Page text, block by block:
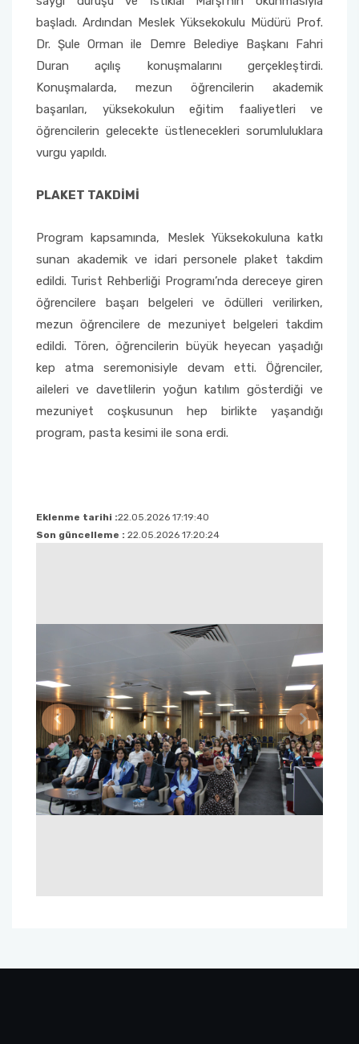
başladı. Ardından Meslek Yüksekokulu Müdürü Prof.
Dr. Şule Orman ile Demre Belediye Başkanı Fahri
Duran açılış konuşmalarını gerçekleştirdi.
Konuşmalarda, mezun öğrencilerin akademik
başarıları, yüksekokulun eğitim faaliyetleri ve
öğrencilerin gelecekte üstlenecekleri sorumluluklara
vurgu yapıldı.
PLAKET TAKDİMİ
Program kapsamında, Meslek Yüksekokuluna katkı
sunan akademik ve idari personele plaket takdim
edildi. Turist Rehberliği Programı’nda dereceye giren
öğrencilere başarı belgeleri ve ödülleri verilirken,
mezun öğrencilere de mezuniyet belgeleri takdim
edildi. Tören, öğrencilerin büyük heyecan yaşadığı
kep atma seremonisiyle devam etti. Öğrenciler,
aileleri ve davetlilerin yoğun katılım gösterdiği ve
mezuniyet coşkusunun hep birlikte yaşandığı
program, pasta kesimi ile sona erdi.
Eklenme tarihi :22.05.2026 17:19:40
Son güncelleme : 22.05.2026 17:20:24
Previous Next
2022-2026 Stratejik Planı
Faaliyet Raporları
Akademik Tören
İlahiyat Fakültesi
İletişim Fakültesi
Kemer Denizcilik Fakültesi
Kumluca Sağlık Bilimleri Fakültesi
Manavgat Sosyal ve Beşeri Bilimler Fakültesi
Manavgat Turizm Fakültesi
Manavgat Yabancı Diller Fakültesi
Mühendislik Fakültesi
Sağlık Bilimleri Fakültesi
Serik İşletme Fakültesi
Su Ürünleri Fakültesi
Ziraat Fakültesi
Sağlık Hizmetleri MYO
Serik Gülsün Süleyman Süral MYO
Sosyal Bilimler MYO
Teknik Bilimler MYO
Yapı İşleri ve Teknik Daire Başkanlığı
Uluslararası İlişkiler Ofisi
Mezun Bilgi Sistemi
Sıkça Sorulan Sorular
Online Sağlık Hizmetleri Randevu Sistemi
Yönetim Sistemi)
Dış Kaynaklı Proje Takip Sistemi
AB Projeleri
TÜBİTAK Projeleri